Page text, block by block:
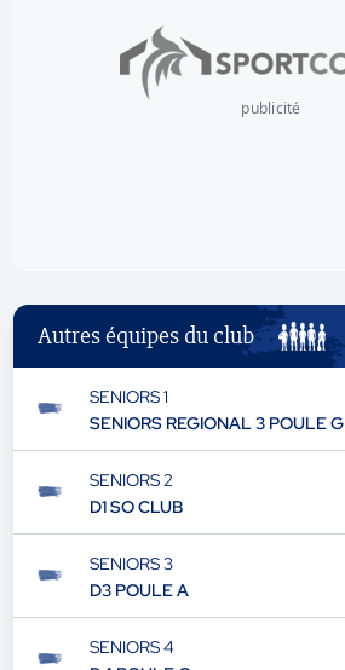
publicité
Autres équipes du club
SENIORS 1
SENIORS REGIONAL 3 POULE G
SENIORS 2
D1 SO CLUB
SENIORS 3
D3 POULE A
SENIORS 4